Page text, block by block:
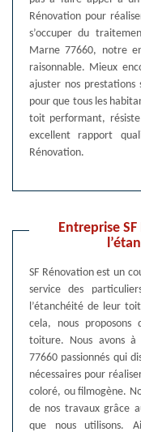
Rénovation pour
s’occuper du
Marne 77660, notre
raisonnable. Mieux
ajuster nos prestations
pour que tous les
toit performant,
excellent rapport
Rénovation.
Entreprise
SF Rénovation est un
service des
l’étanchéité de leur
cela, nous
toiture. Nous avons à
77660 passionnés qui
nécessaires pour
coloré, ou filmogène.
de nos travaux grâce
que nous utilisons.